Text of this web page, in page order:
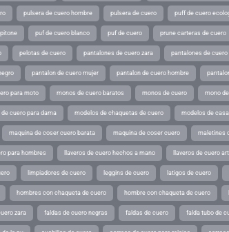
pulsera de cuero hombre pulsera de cuero puff de cuero
puf de cuero blanco puf de cuero prune carteras de cuero
pelotas de cuero pantalones de cuero zara pantalones de cuero
pantalon de cuero mujer pantalon de cuero hombre
para moto monos de cuero baratos monos de cuero mono
cuero para dama modelos de chaquetas de cuero modelos de
maquina de coser cuero barata maquina de coser cuero maletines
para hombres llaveros de cuero hechos a mano llaveros de cuero
limpiadores de cuero leggins de cuero latigos de cuero
hombres con chaqueta de cuero hombre con chaqueta de cuero
zara faldas de cuero negras faldas de cuero falda tubo de